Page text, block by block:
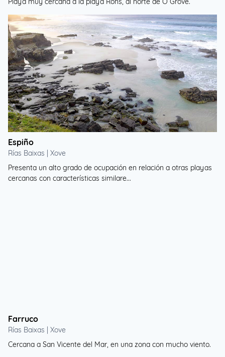
Espiño
Rías Baixas | Xove
Presenta un alto grado de ocupación en relación a otras playas
cercanas con características similare...
Farruco
Rías Baixas | Xove
Cercana a San Vicente del Mar, en una zona con mucho viento.